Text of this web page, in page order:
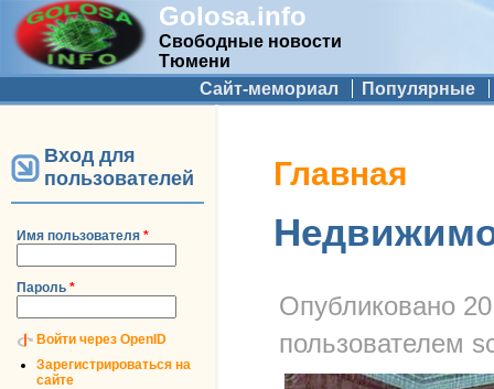
Golosa.info
Свободные новости
Тюмени
Дополнительное меню
Сайт-мемориал Популярные
Вход для
пользователей
Имя пользователя *
Пароль *
Войти через OpenID
Зарегистрироваться на
сайте
Вы здесь
Главная
Опубликовано
пользователем